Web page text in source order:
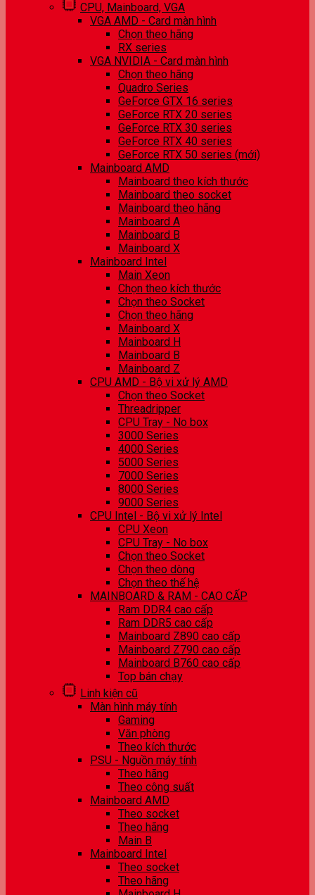
CPU, Mainboard, VGA
VGA AMD - Card màn hình
Chọn theo hãng
RX series
VGA NVIDIA - Card màn hình
Chọn theo hãng
Quadro Series
GeForce GTX 16 series
GeForce RTX 20 series
GeForce RTX 30 series
GeForce RTX 40 series
GeForce RTX 50 series (mới)
Mainboard AMD
Mainboard theo kích thước
Mainboard theo socket
Mainboard theo hãng
Mainboard A
Mainboard B
Mainboard X
Mainboard Intel
Main Xeon
Chọn theo kích thước
Chọn theo Socket
Chọn theo hãng
Mainboard X
Mainboard H
Mainboard B
Mainboard Z
CPU AMD - Bộ vi xử lý AMD
Chọn theo Socket
Threadripper
CPU Tray - No box
3000 Series
4000 Series
5000 Series
7000 Series
8000 Series
9000 Series
CPU Intel - Bộ vi xử lý Intel
CPU Xeon
CPU Tray - No box
Chọn theo Socket
Chọn theo dòng
Chọn theo thế hệ
MAINBOARD & RAM - CAO CẤP
Ram DDR4 cao cấp
Ram DDR5 cao cấp
Mainboard Z890 cao cấp
Mainboard Z790 cao cấp
Mainboard B760 cao cấp
Top bán chạy
Linh kiện cũ
Màn hình máy tính
Gaming
Văn phòng
Theo kích thước
PSU - Nguồn máy tính
Theo hãng
Theo công suất
Mainboard AMD
Theo socket
Theo hãng
Main B
Mainboard Intel
Theo socket
Theo hãng